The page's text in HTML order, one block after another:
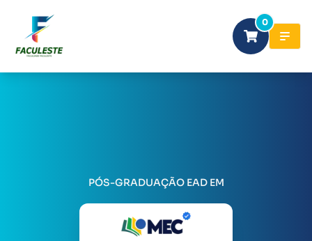
0
PÓS-GRADUAÇÃO EAD EM